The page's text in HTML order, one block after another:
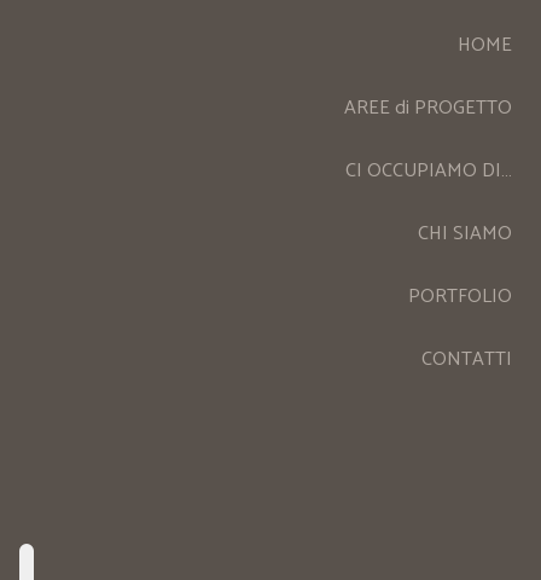
HOME
AREE di PROGETTO
CI OCCUPIAMO DI…
CHI SIAMO
PORTFOLIO
CONTATTI